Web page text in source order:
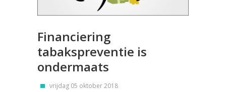
Financiering
tabakspreventie is
ondermaats
vrijdag 05 oktober 2018